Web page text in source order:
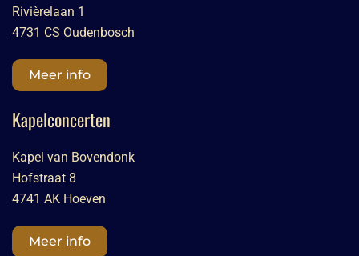
Rivièrelaan 1
4731 CS Oudenbosch
Meer info
Kapelconcerten
Kapel van Bovendonk
Hofstraat 8
4741 AK Hoeven
Meer info